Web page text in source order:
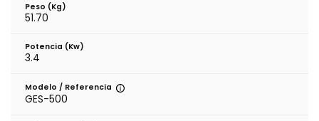
Peso (kg)
51.70
Potencia (Kw)
3.4
Modelo / Referencia
GES-500